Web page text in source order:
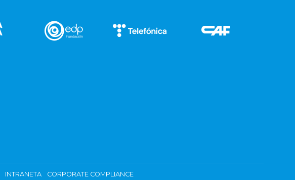
INTRANETA CORPORATE COMPLIANCE